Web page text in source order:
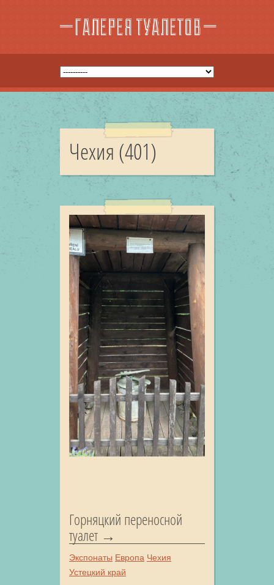
Чехия (401)
Горняцкий переносной
туалет
Экспонаты Европа Чехия
Устецкий край